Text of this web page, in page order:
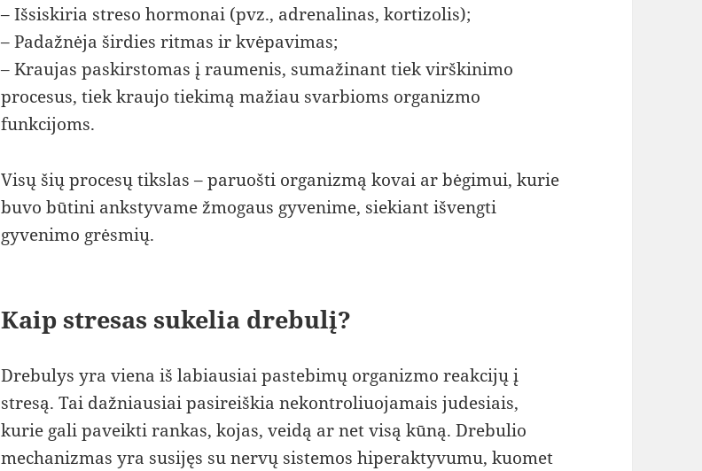
– Išsiskiria streso hormonai (pvz., adrenalinas, kortizolis);
– Padažnėja širdies ritmas ir kvėpavimas;
– Kraujas paskirstomas į raumenis, sumažinant tiek virškinimo
procesus, tiek kraujo tiekimą mažiau svarbioms organizmo
funkcijoms.
Visų šių procesų tikslas – paruošti organizmą kovai ar bėgimui, kurie
buvo būtini ankstyvame žmogaus gyvenime, siekiant išvengti
gyvenimo grėsmių.
Kaip stresas sukelia drebulį?
Drebulys yra viena iš labiausiai pastebimų organizmo reakcijų į
stresą. Tai dažniausiai pasireiškia nekontroliuojamais judesiais,
kurie gali paveikti rankas, kojas, veidą ar net visą kūną. Drebulio
mechanizmas yra susijęs su nervų sistemos hiperaktyvumu, kuomet